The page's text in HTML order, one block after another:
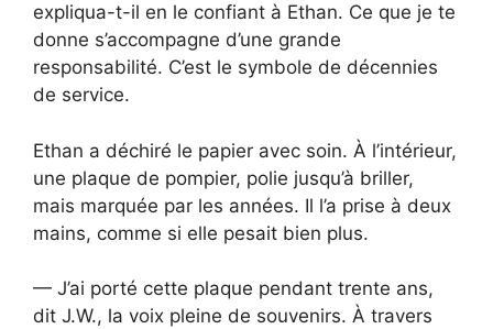
expliqua-t-il en le confiant à Ethan. Ce que je te
donne s’accompagne d’une grande
responsabilité. C’est le symbole de décennies
de service.
Ethan a déchiré le papier avec soin. À l’intérieur,
une plaque de pompier, polie jusqu’à briller,
mais marquée par les années. Il l’a prise à deux
mains, comme si elle pesait bien plus.
— J’ai porté cette plaque pendant trente ans,
dit J.W., la voix pleine de souvenirs. À travers